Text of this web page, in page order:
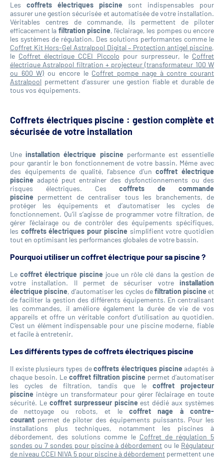
Les coffrets électriques piscine sont indispensables pour
assurer une gestion sécurisée et automatisée de votre installation.
Véritables centres de commande, ils permettent de piloter
efficacement la filtration piscine, l’éclairage, les pompes ou encore
les systèmes de régulation. Des solutions performantes comme le
Coffret Kit Hors-Gel Astralpool Digital – Protection antigel piscine,
le Coffret électrique CCEI Piccolo pour surpresseur, le Coffret
électrique Astralpool filtration + projecteur (transformateur 100 W
ou 600 W) ou encore le Coffret pompe nage à contre courant
Astralpool permettent d’assurer une gestion fiable et durable de
tous vos équipements.
Coffrets électriques piscine : gestion complète et
sécurisée de votre installation
Uneinstallation électrique piscine performante est essentielle
pour garantir le bon fonctionnement de votre bassin. Même avec
des équipements de qualité, l’absence d’uncoffret électrique
piscine adapté peut entraîner des dysfonctionnements ou des
risques électriques. Cescoffrets de commande
piscine permettent de centraliser tous les branchements, de
protéger les équipements et d’automatiser les cycles de
fonctionnement. Qu’il s’agisse de programmer votre filtration, de
gérer l’éclairage ou de contrôler des équipements spécifiques,
les coffrets électriques pour piscine simplifient votre quotidien
tout en optimisant les performances globales de votre bassin.
Pourquoi utiliser un coffret électrique pour sa piscine ?
Le coffret électrique piscine joue un rôle clé dans la gestion de
votre installation. Il permet de sécuriser votre installation
électrique piscine, d’automatiser les cycles defiltration piscine et
de faciliter la gestion des différents équipements. En centralisant
les commandes, il améliore également la durée de vie de vos
appareils et offre un véritable confort d’utilisation au quotidien.
C’est un élément indispensable pour une piscine moderne, fiable
et facile à entretenir.
Les différents types de coffrets électriques piscine
Il existe plusieurs types decoffrets électriques piscine adaptés à
chaque besoin. Le coffret filtration piscine permet d’automatiser
les cycles de filtration, tandis que le coffret projecteur
piscine intègre un transformateur pour gérer l’éclairage en toute
sécurité. Le coffret surpresseur piscine est dédié aux systèmes
de nettoyage ou robots, et le coffret nage à contre-
courant permet de piloter des équipements puissants. Pour les
installations plus techniques, notamment les piscines à
débordement, des solutions comme le Coffret de régulation 5
sondes ou 7 sondes pour piscine à débordement ou le Régulateur
de niveau CCEI NIVA 5 pour piscine à débordement permettent une